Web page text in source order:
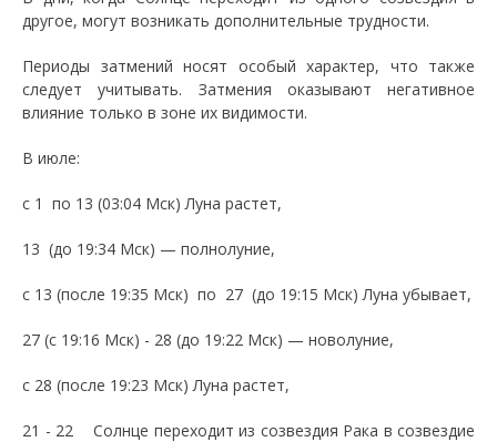
другое, могут возникать дополнительные трудности.
Периоды затмений носят особый характер, что также
следует учитывать. Затмения оказывают негативное
влияние только в зоне их видимости.
В июле:
c 1 по 13 (03:04 Мск) Луна растет,
13 (до 19:34 Мск) — полнолуние,
с 13 (после 19:35 Мск) по 27 (до 19:15 Мск) Луна убывает,
27 (с 19:16 Мск) - 28 (до 19:22 Мск) — новолуние,
с 28 (после 19:23 Мск) Луна растет,
21 - 22 Солнце переходит из созвездия Рака в созвездие